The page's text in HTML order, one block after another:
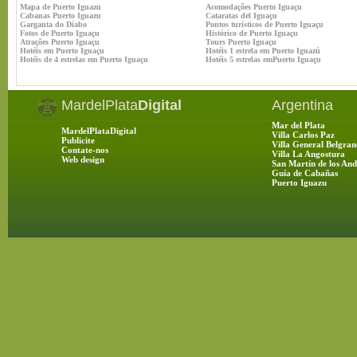
Mapa de Puerto Iguazu
Acomodações Puerto Iguaçu
Cabanas Puerto Iguazu
Cataratas del Iguaçu
Garganta do Diabo
Pontos turísticos de Puerto Iguaçu
Fotos de Puerto Iguaçu
Histórico de Puerto Iguaçu
Atrações Puerto Iguaçu
Tours Puerto Iguaçu
Hotéis em Puerto Iguaçu
Hotéis 1 estrela em Puerto Iguazú
Hotéis de 4 estrelas em Puerto Iguaçu
Hotéis 5 estrelas emPuerto Iguaçu
MardelPlataDigital
MardelPlataDigital
Publicite
Contate-nos
Web design
Argentina
Mar del Plata
Villa Carlos Paz
Villa General
Villa La Angostura
San Martín de los
Guía de Cabañas
Puerto Iguazu